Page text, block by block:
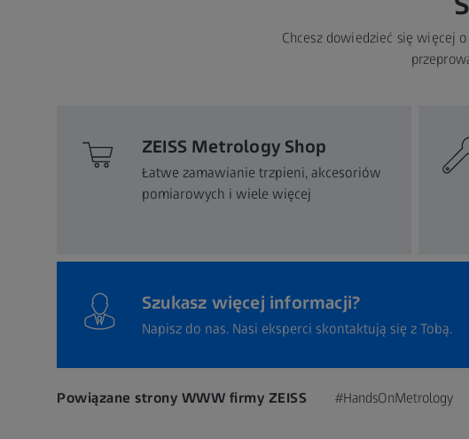
Chcesz dowiedzieć się więcej
ZEISS Metrology Shop
Łatwe zamawianie trzpieni, akcesoriów
pomiarowych i wiele więcej
Szukasz więcej informacji?
Napisz do nas. Nasi eksperci skontaktują się z Tobą.
Powiązane strony WWW firmy ZEISS #HandsOnMetrology